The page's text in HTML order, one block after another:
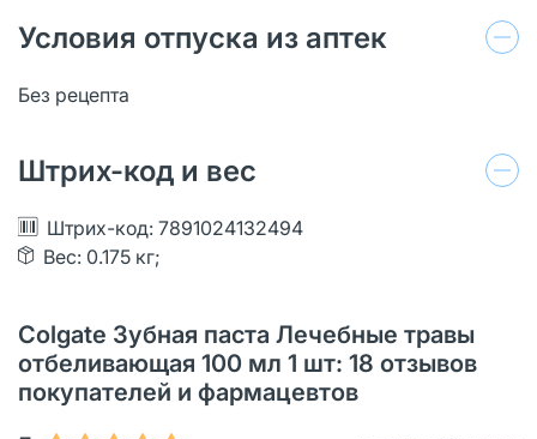
Условия отпуска из аптек
Без рецепта
Штрих-код и вес
Штрих-код: 7891024132494
Вес: 0.175 кг;
Colgate Зубная паста Лечебные травы
отбеливающая 100 мл 1 шт: 18 отзывов
покупателей и фармацевтов